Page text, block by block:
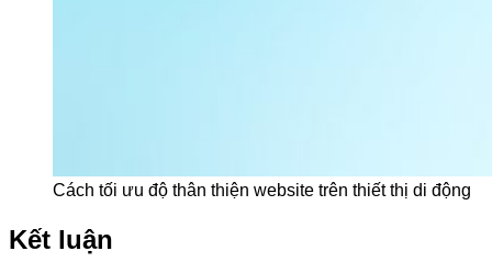
Cách tối ưu độ thân thiện website trên thiết thị di động
Kết luận